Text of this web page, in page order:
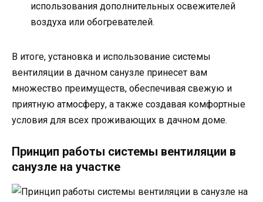
использования дополнительных освежителей
воздуха или обогревателей.
В итоге, установка и использование системы
вентиляции в дачном санузле принесет вам
множество преимуществ, обеспечивая свежую и
приятную атмосферу, а также создавая комфортные
условия для всех проживающих в дачном доме.
Принцип работы системы вентиляции в
санузле на участке